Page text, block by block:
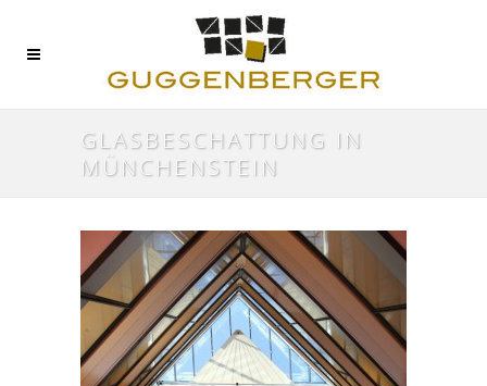
GLASBESCHATTUNG IN
MÜNCHENSTEIN